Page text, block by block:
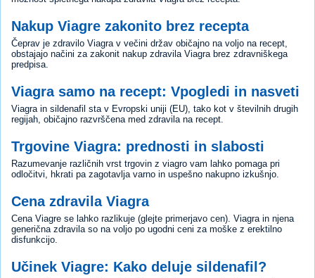
Nakup Viagre zakonito brez recepta
Čeprav je zdravilo Viagra v večini držav običajno na voljo na recept,
obstajajo načini za zakonit nakup zdravila Viagra brez zdravniškega
predpisa.
Viagra samo na recept: Vpogledi in nasveti
Viagra in sildenafil sta v Evropski uniji (EU), tako kot v številnih drugih
regijah, običajno razvrščena med zdravila na recept.
Trgovine Viagra: prednosti in slabosti
Razumevanje različnih vrst trgovin z viagro vam lahko pomaga pri
odločitvi, hkrati pa zagotavlja varno in uspešno nakupno izkušnjo.
Cena zdravila Viagra
Cena Viagre se lahko razlikuje (glejte primerjavo cen). Viagra in njena
generična zdravila so na voljo po ugodni ceni za moške z erektilno
disfunkcijo.
Učinek Viagre: Kako deluje sildenafil?